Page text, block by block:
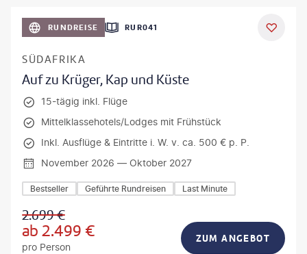
DEAL
RUNDREISE RUR041
SÜDAFRIKA
Auf zu Krüger, Kap und Küste
15-tägig inkl. Flüge
Mittelklassehotels/Lodges mit Frühstück
Inkl. Ausflüge & Eintritte i. W. v. ca. 500 € p. P.
November 2026 — Oktober 2027
Bestseller Geführte Rundreisen Last Minute
2.699€
ab2.499 €
pro Person
ZUM ANGEBOT